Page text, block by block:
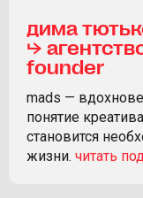
дима
⮡
founder
mads —
понятие
становится
жизни.